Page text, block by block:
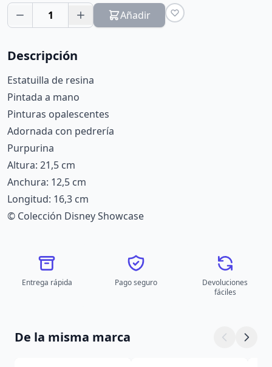
1 Añadir
Descripción
Estatuilla de resina
Pintada a mano
Pinturas opalescentes
Adornada con pedrería
Purpurina
Altura: 21,5 cm
Anchura: 12,5 cm
Longitud: 16,3 cm
© Colección Disney Showcase
Entrega rápida Pago seguro
Devoluciones
fáciles
De la misma marca